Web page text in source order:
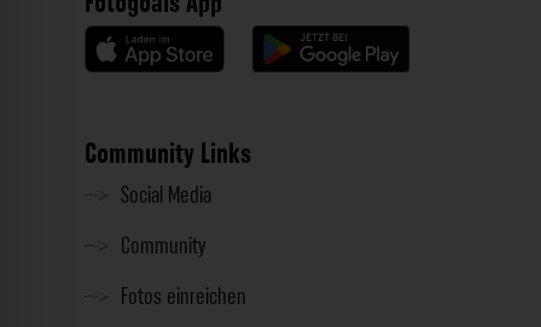
Community Links
Social Media
Community
Fotos einreichen